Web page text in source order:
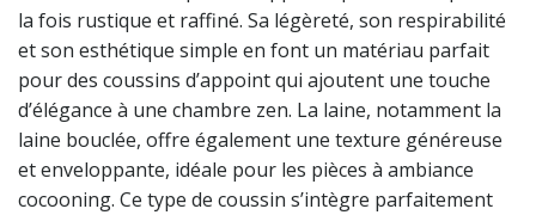
la fois rustique et raffiné. Sa légèreté, son respirabilité
et son esthétique simple en font un matériau parfait
pour des coussins d’appoint qui ajoutent une touche
d’élégance à une chambre zen. La laine, notamment la
laine bouclée, offre également une texture généreuse
et enveloppante, idéale pour les pièces à ambiance
cocooning. Ce type de coussin s’intègre parfaitement